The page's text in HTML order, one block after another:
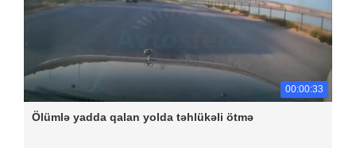
00:00:33
Ölümlə yadda qalan yolda təhlükəli ötmə